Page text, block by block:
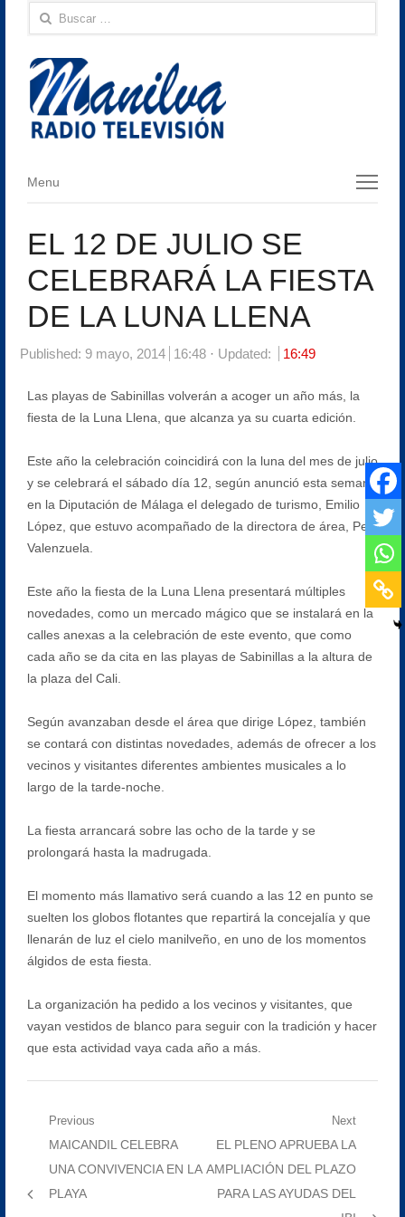
Buscar:
Menu
Menu
EL 12 DE JULIO SE
CELEBRARÁ LA FIESTA
DE LA LUNA LLENA
Published: 9 mayo, 2014 16:48 Updated: 16:49
Las playas de Sabinillas volverán a acoger un año más, la
fiesta de la Luna Llena, que alcanza ya su cuarta edición.
Este año la celebración coincidirá con la luna del mes de julio
y se celebrará el sábado día 12, según anunció esta semana
en la Diputación de Málaga el delegado de turismo, Emilio
López, que estuvo acompañado de la directora de área, Pepi
Valenzuela.
Este año la fiesta de la Luna Llena presentará múltiples
novedades, como un mercado mágico que se instalará en la
calles anexas a la celebración de este evento, que como
cada año se da cita en las playas de Sabinillas a la altura de
la plaza del Cali.
Según avanzaban desde el área que dirige López, también
se contará con distintas novedades, además de ofrecer a los
vecinos y visitantes diferentes ambientes musicales a lo
largo de la tarde-noche.
La fiesta arrancará sobre las ocho de la tarde y se
prolongará hasta la madrugada.
El momento más llamativo será cuando a las 12 en punto se
suelten los globos flotantes que repartirá la concejalía y que
llenarán de luz el cielo manilveño, en uno de los momentos
álgidos de esta fiesta.
La organización ha pedido a los vecinos y visitantes, que
vayan vestidos de blanco para seguir con la tradición y hacer
que esta actividad vaya cada año a más.
Navegación
entradas
Previous
Previous
post:
MAICANDIL CELEBRA
UNA CONVIVENCIA EN LA
PLAYA
Next
Next
post:
EL PLENO APRUEBA LA
AMPLIACIÓN DEL PLAZO
PARA LAS AYUDAS DEL